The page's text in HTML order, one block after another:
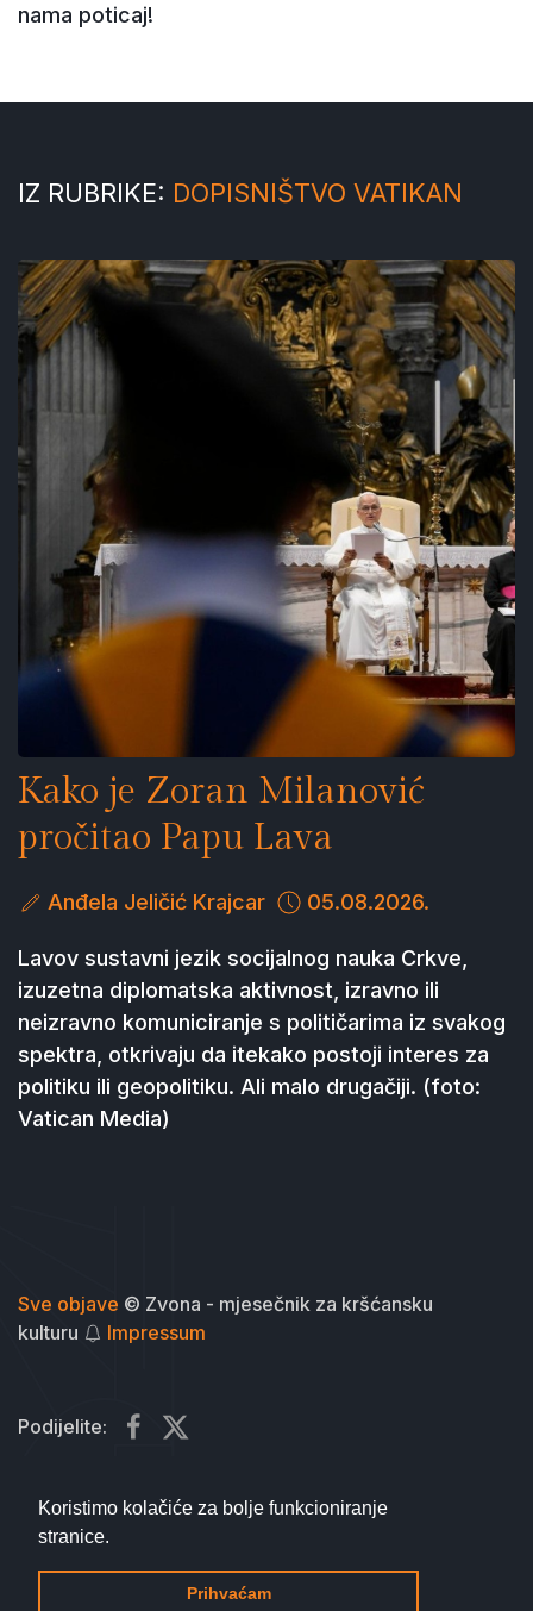
Koristimo kolačiće za bolje funkcioniranje
stranice.
Prihvaćam
nama poticaj!
IZ RUBRIKE: DOPISNIŠTVO VATIKAN
Kako je Zoran Milanović
pročitao Papu Lava
Anđela Jeličić Krajcar 05.08.2026.
Lavov sustavni jezik socijalnog nauka Crkve,
izuzetna diplomatska aktivnost, izravno ili
neizravno komuniciranje s političarima iz svakog
spektra, otkrivaju da itekako postoji interes za
politiku ili geopolitiku. Ali malo drugačiji. (foto:
Vatican Media)
Sve objave © Zvona - mjesečnik za kršćansku
kulturu
Impressum
Podijelite: